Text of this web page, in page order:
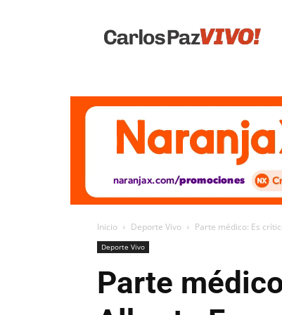
Vivo
Inicio Deporte Vivo Parte médico: Es
Deporte Vivo
Parte